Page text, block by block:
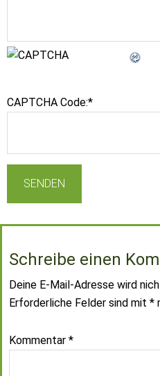
CAPTCHA Code:*
Schreibe einen
Deine E-Mail-Adresse wird
Erforderliche Felder sind mit *
Kommentar *